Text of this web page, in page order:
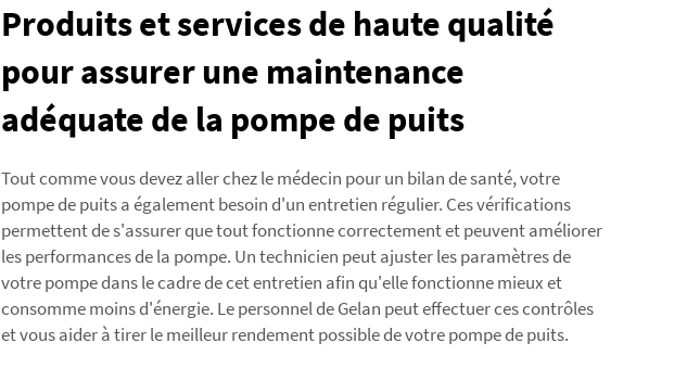
Produits et services de haute qualité
pour assurer une maintenance
adéquate de la pompe de puits
Tout comme vous devez aller chez le médecin pour un bilan de santé, votre
pompe de puits a également besoin d'un entretien régulier. Ces vérifications
permettent de s'assurer que tout fonctionne correctement et peuvent améliorer
les performances de la pompe. Un technicien peut ajuster les paramètres de
votre pompe dans le cadre de cet entretien afin qu'elle fonctionne mieux et
consomme moins d'énergie. Le personnel de Gelan peut effectuer ces contrôles
et vous aider à tirer le meilleur rendement possible de votre pompe de puits.